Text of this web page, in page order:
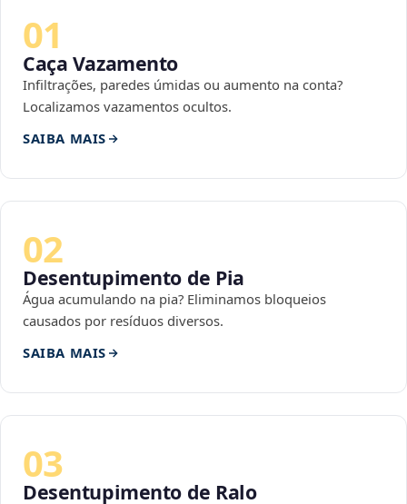
01
Caça Vazamento
Infiltrações, paredes úmidas ou aumento na conta?
Localizamos vazamentos ocultos.
SAIBA MAIS
02
Desentupimento de Pia
Água acumulando na pia? Eliminamos bloqueios
causados por resíduos diversos.
SAIBA MAIS
03
Desentupimento de Ralo